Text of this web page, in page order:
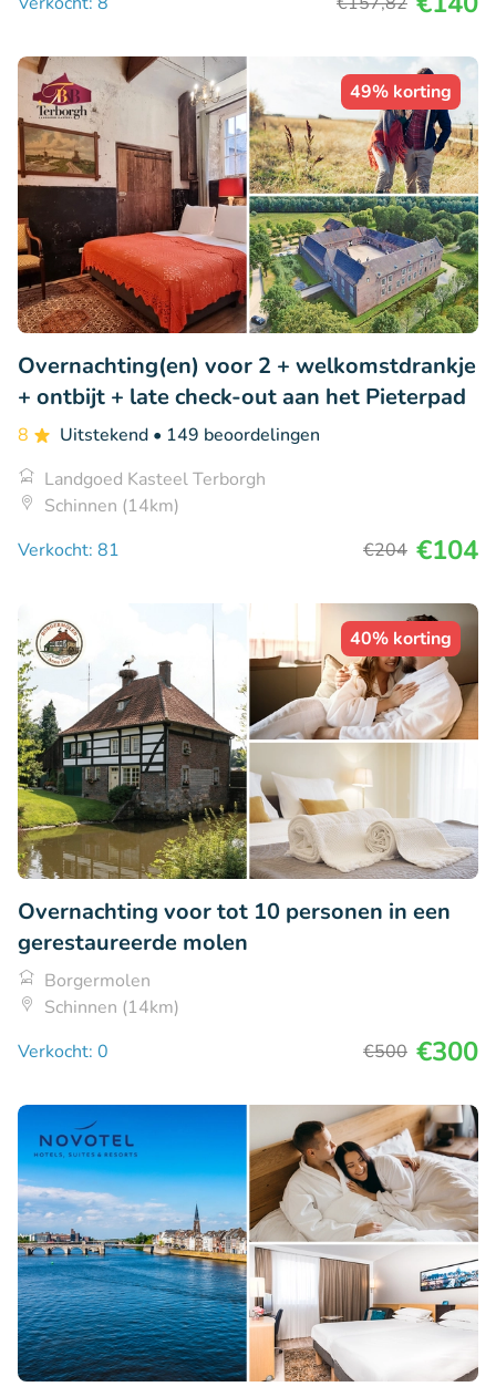
49% korting
Overnachting(en) voor 2 + welkomstdrankje
+ ontbijt + late check-out aan het Pieterpad
8 Uitstekend • 149 beoordelingen
Landgoed Kasteel Terborgh
Schinnen (14km)
Verkocht: 81
€204 €104
40% korting
Overnachting voor tot 10 personen in een
gerestaureerde molen
Borgermolen
Schinnen (14km)
Verkocht: 0
€500 €300